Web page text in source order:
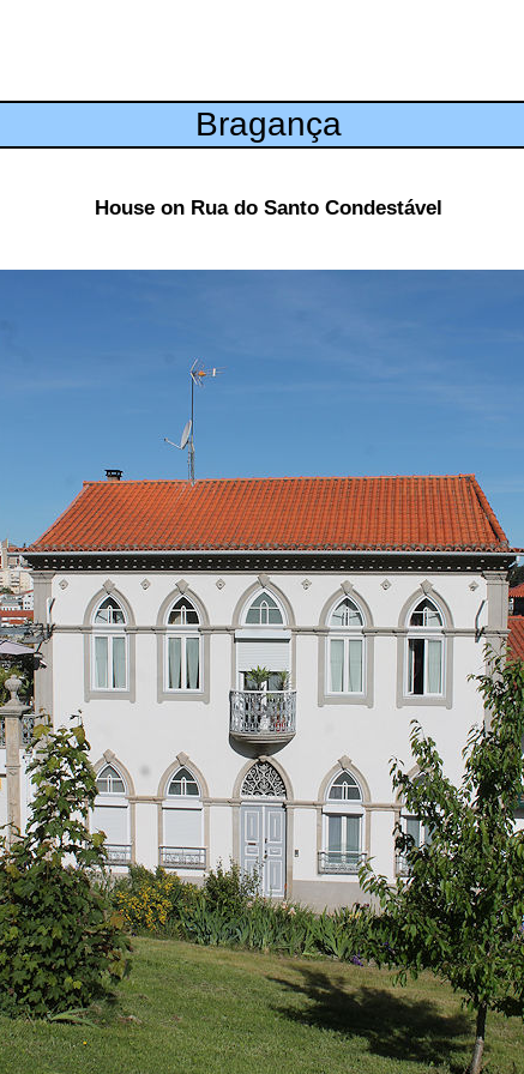
Bragança
House on Rua do Santo Condestável